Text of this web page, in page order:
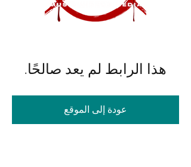
هذا الرابط لم يعد صالحًا.
عودة إلى الموقع